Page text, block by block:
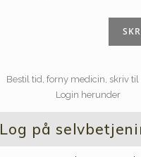
Bestil tid, forny medicin, skriv til
Login herunder
Log på